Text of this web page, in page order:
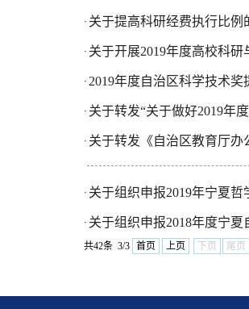
· 关于提高科研经费执行比例
· 关于开展2019年度高校科
· 2019年度自治区科学技术奖
· 关于转发“关于做好2019年
· 关于转发《自治区教育厅办
· 关于组织申报2019年宁夏
· 关于组织申报2018年度宁
共42条 3/3 首页 上页 下页 尾页